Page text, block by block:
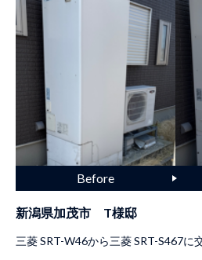
新潟県加茂市 T様邸
三菱 SRT-W46から三菱 SRT-S467に